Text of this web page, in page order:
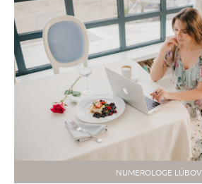
NUMEROLOGE LÜBOV